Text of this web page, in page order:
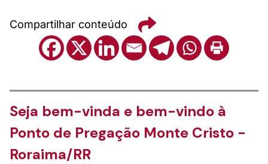
Compartilhar conteúdo
Seja bem-vinda e bem-vindo à
Ponto de Pregação Monte Cristo -
Roraima/RR